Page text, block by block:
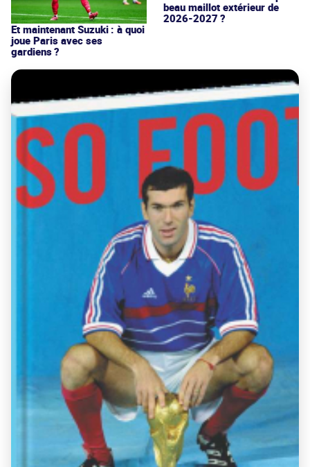
Et maintenant Suzuki : à quoi
joue Paris avec ses
gardiens ?
beau maillot extérieur de
2026-2027 ?